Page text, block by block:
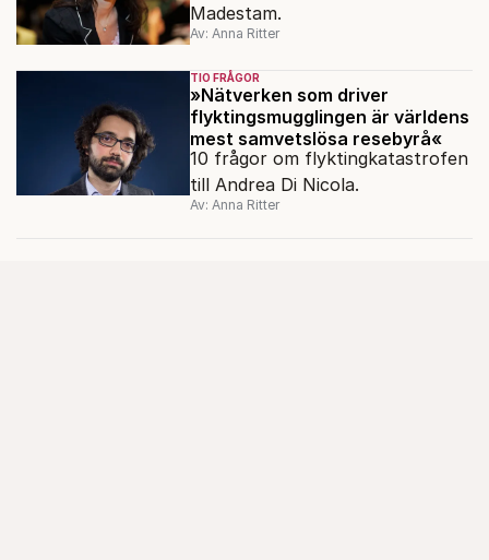
Madestam.
Av: Anna Ritter
TIO FRÅGOR
»Nätverken som driver
flyktingsmugglingen är världens
mest samvetslösa resebyrå«
10 frågor om flyktingkatastrofen
till Andrea Di Nicola.
Av: Anna Ritter